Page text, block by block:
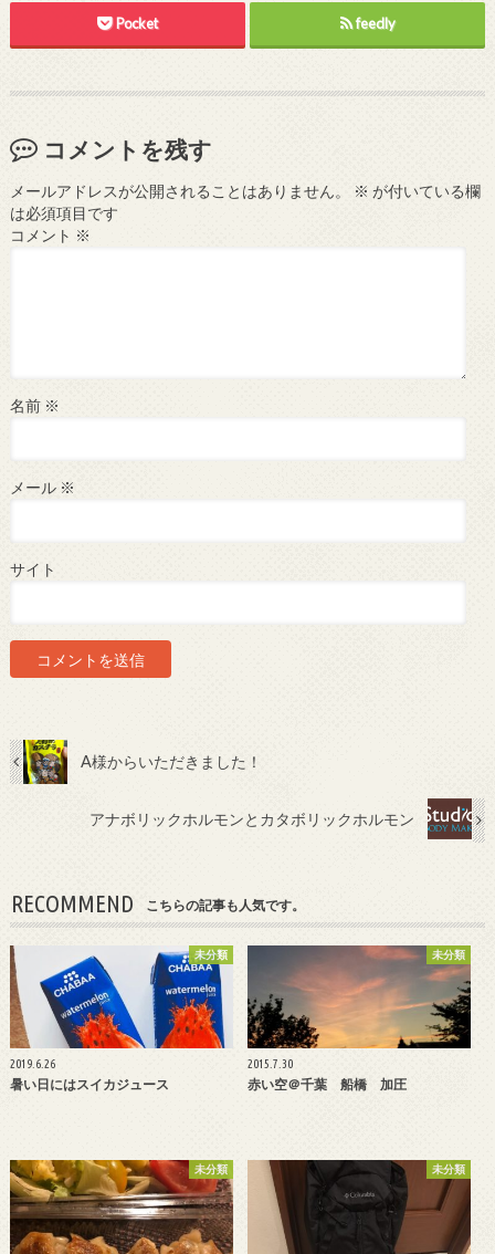
Pocket feedly
コメントを残す
メールアドレスが公開されることはありません。 ※ が付いている欄
は必須項目です
コメント ※
名前 ※
メール ※
サイト
A様からいただきました！
アナボリックホルモンとカタボリックホルモン
RECOMMEND こちらの記事も人気です。
未分類
2019.6.26
暑い日にはスイカジュース
未分類
2015.7.30
赤い空＠千葉 船橋 加圧
未分類 未分類